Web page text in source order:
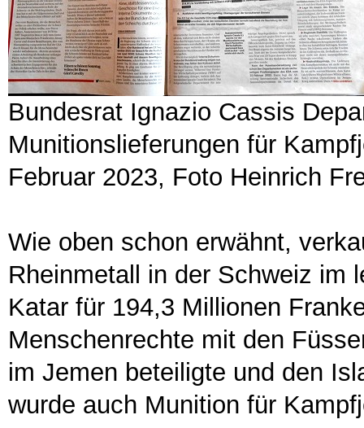
Bundesrat Ignazio Cassis
Munitionslieferungen für
Februar 2023, Foto Heinrich
Wie oben schon erwähnt,
Rheinmetall in der Schweiz im
Katar für 194,3 Millionen
Menschenrechte mit den
im Jemen beteiligte und den
wurde auch Munition für